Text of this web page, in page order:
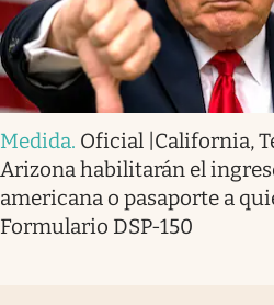
Medida. Oficial |California,
Arizona habilitarán el
americana o pasaporte a
Formulario DSP-150